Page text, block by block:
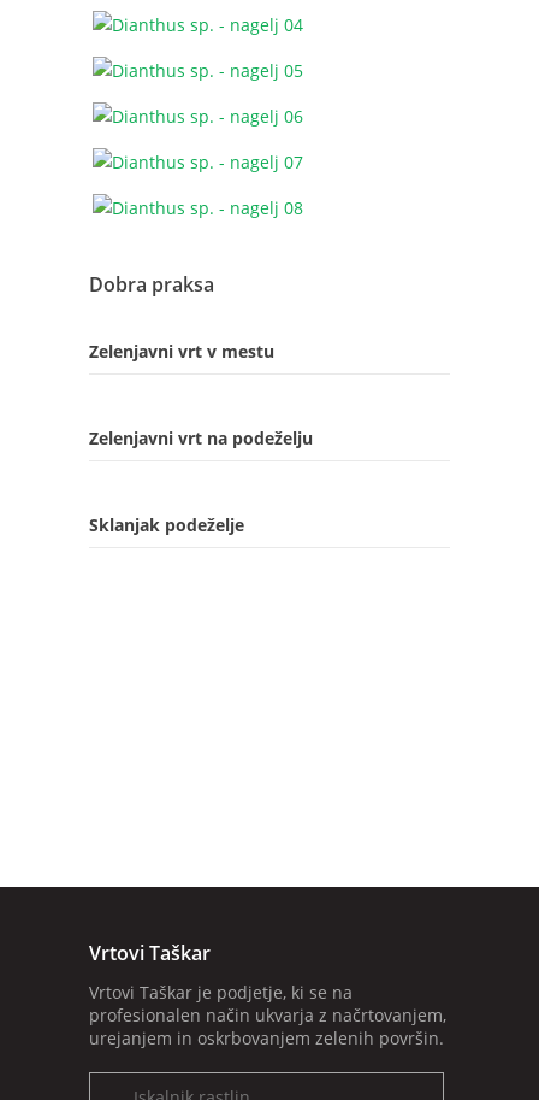
Dobra praksa
Zelenjavni vrt v mestu
Zelenjavni vrt na podeželju
Sklanjak podeželje
Vrtovi Taškar
Vrtovi Taškar je podjetje, ki se na
profesionalen način ukvarja z načrtovanjem,
urejanjem in oskrbovanjem zelenih površin.